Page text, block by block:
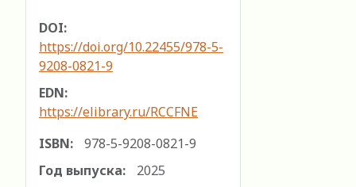
DOI:
https://doi.org/10.22455/978-5-
9208-0821-9
EDN:
https://elibrary.ru/RCCFNE
ISBN:
978-5-9208-0821-9
Год выпуска:
2025